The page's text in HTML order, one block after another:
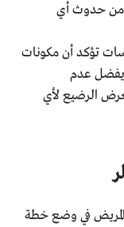
من حدوث أي
تؤكد أن مكونات
يفضل عدم
الرضيع لأي
في وضع خطة